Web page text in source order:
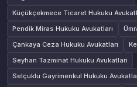
Küçükçekmece Ticaret Hukuku
Pendik Miras Hukuku Avukatları
Çankaya Ceza Hukuku Avukatları
Seyhan Tazminat Hukuku Avukatları
Selçuklu Gayrimenkul Hukuku